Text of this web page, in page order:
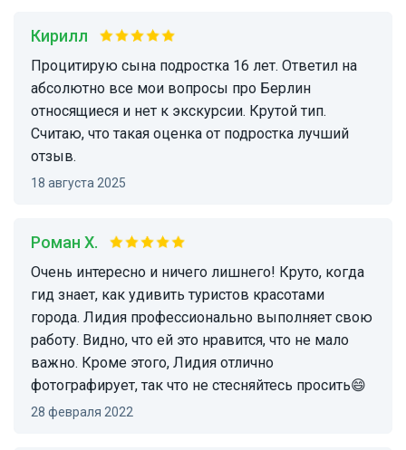
Кирилл
Процитирую сына подростка 16 лет. Ответил на
абсолютно все мои вопросы про Берлин
относящиеся и нет к экскурсии. Крутой тип.
Считаю, что такая оценка от подростка лучший
отзыв.
18 августа 2025
Роман Х.
Очень интересно и ничего лишнего! Круто, когда
гид знает, как удивить туристов красотами
города. Лидия профессионально выполняет свою
работу. Видно, что ей это нравится, что не мало
важно. Кроме этого, Лидия отлично
фотографирует, так что не стесняйтесь просить😄
28 февраля 2022